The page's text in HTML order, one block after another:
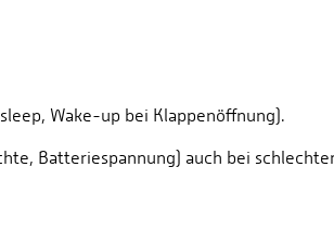
Wake-up bei Klappenöffnung).
Batteriespannung) auch bei